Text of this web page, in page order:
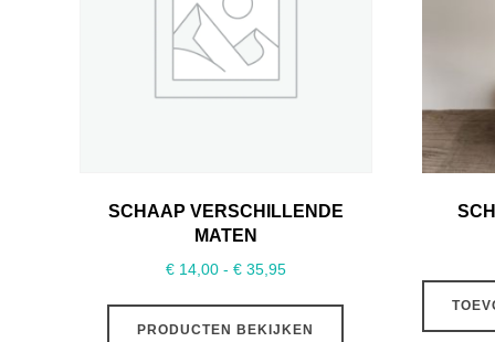
SCHAAP VERSCHILLENDE
MATEN
€14,00 - €35,95Prijsklasse:
tot
PRODUCTEN BEKIJKEN